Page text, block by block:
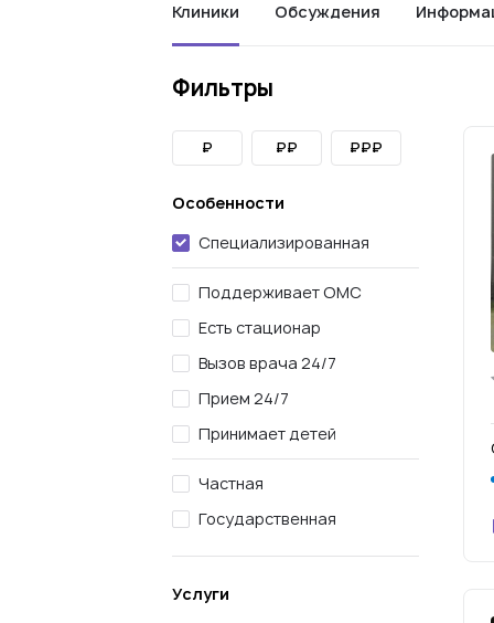
Клиники Обсуждения
Фильтры
₽ ₽₽ ₽₽₽
Особенности
Специализированная
Поддерживает ОМС
Есть стационар
Вызов врача 24/7
Прием 24/7
Принимает детей
Частная
Государственная
Услуги